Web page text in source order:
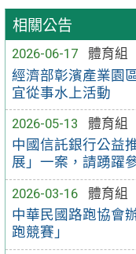
相關公告
2026-06-17
體育組
經濟部彰濱產業園
宜從事水上活動
2026-05-13
體育組
中國信託銀行公益
展」一案，請踴躍
2026-03-16
體育組
中華民國路跑協會
跑競賽」